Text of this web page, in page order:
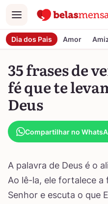
Menu
Dia dos Pais Amor
35 frases de
fé que te
Deus
Compartilhar no
A palavra de Deus é o
Ao lê-la, ele fortalece a
Senhor e escuta o que